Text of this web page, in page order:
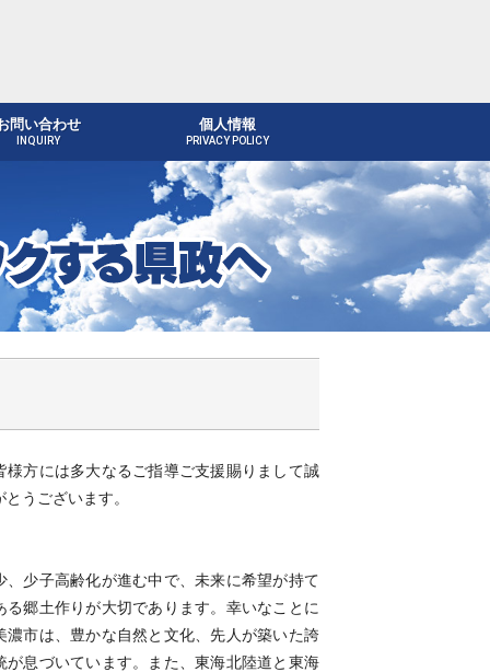
問い合わせ
INQUIRY
個人情報
PRIVACY POLICY
様方には多大なるご指導ご支援賜りまして誠
とうございます。
、少子高齢化が進む中で、未来に希望が持て
る郷土作りが大切であります。幸いなことに
濃市は、豊かな自然と文化、先人が築いた誇
が息づいています。また、東海北陸道と東海